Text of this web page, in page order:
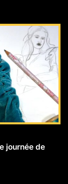
journée de